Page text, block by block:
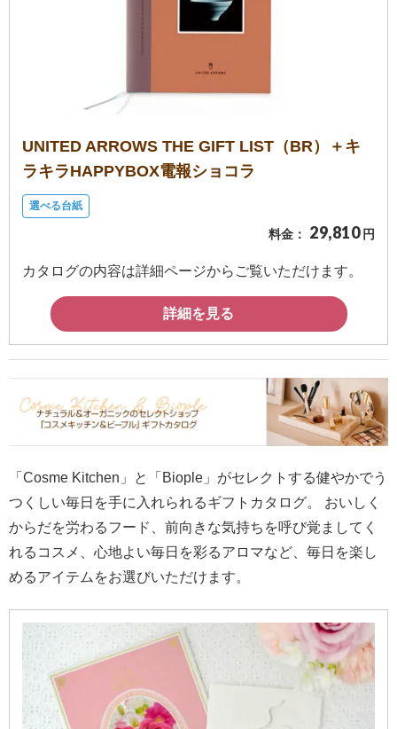
UNITED ARROWS THE GIFT LIST（BR）＋キ
ラキラHAPPYBOX電報ショコラ
選べる台紙
料金： 29,810 円
カタログの内容は詳細ページからご覧いただけます。
詳細を見る
「Cosme Kitchen」と「Biople」がセレクトする健やかでう
つくしい毎日を手に入れられるギフトカタログ。 おいしく
からだを労わるフード、前向きな気持ちを呼び覚ましてく
れるコスメ、心地よい毎日を彩るアロマなど、毎日を楽し
めるアイテムをお選びいただけます。